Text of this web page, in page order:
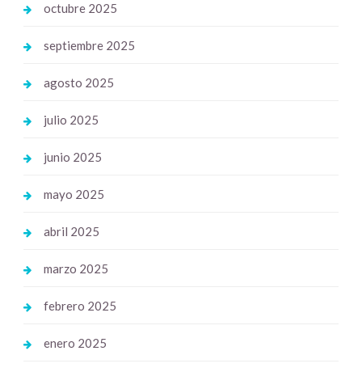
octubre 2025
septiembre 2025
agosto 2025
julio 2025
junio 2025
mayo 2025
abril 2025
marzo 2025
febrero 2025
enero 2025